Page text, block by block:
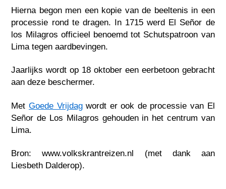
Hierna begon men een kopie van de beeltenis in een
processie rond te dragen. In 1715 werd El Señor de
los Milagros officieel benoemd tot Schutspatroon van
Lima tegen aardbevingen.
Jaarlijks wordt op 18 oktober een eerbetoon gebracht
aan deze beschermer.
Met Goede Vrijdagwordt er ook de processie van El
Señor de Los Milagros gehouden in het centrum van
Lima.
Bron: www.volkskrantreizen.nl (met dank aan
Liesbeth Dalderop).